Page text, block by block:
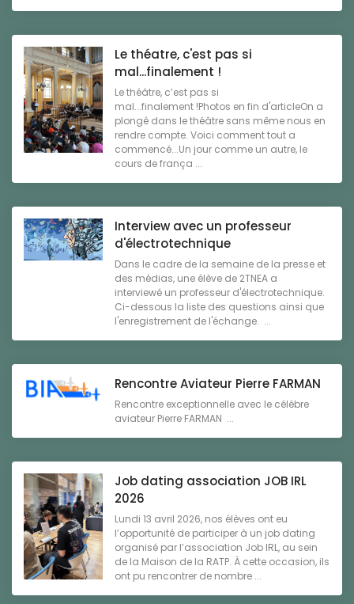
Le théatre, c'est pas si
mal...finalement !
Le théâtre, c’est pas si
mal...finalement !Photos en fin d'articleOn a
plongé dans le théâtre sans même nous en
rendre compte. Voici comment tout a
commencé...Un jour comme un autre, le
cours de frança ...
Interview avec un professeur
d'électrotechnique
Dans le cadre de la semaine de la presse et
des médias, une élève de 2TNEA a
interviewé un professeur d'électrotechnique.
Ci-dessous la liste des questions ainsi que
l'enregistrement de l'échange. ...
Rencontre Aviateur Pierre FARMAN
Rencontre exceptionnelle avec le célèbre
aviateur Pierre FARMAN ...
Job dating association JOB IRL
2026
Lundi 13 avril 2026, nos élèves ont eu
l’opportunité de participer à un job dating
organisé par l’association Job IRL, au sein
de la Maison de la RATP. À cette occasion, ils
ont pu rencontrer de nombre ...